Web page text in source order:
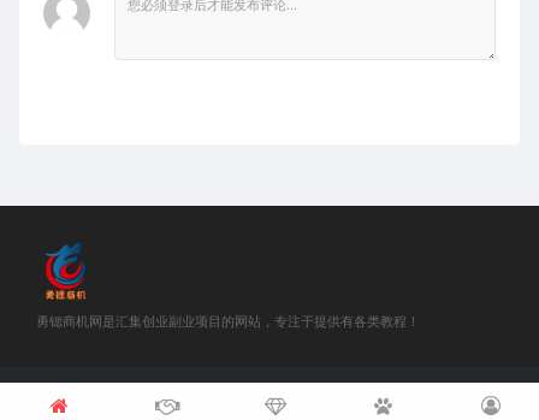
勇锶商机网是汇集创业副业项目的网站，专注于提供有各类教程！
©2018-2021 勇锶商机网 站内部分资源收集于网络，若侵犯了您的合法